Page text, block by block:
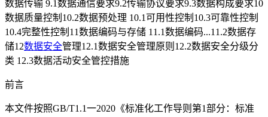
数据传输 9.1数据通信要求9.2传输协议要求9.3数据构成要求10
数据质量控制10.2数据预处理 10.1可用性控制10.3可靠性控制
10.4完整性控制11数据编码与存储 11.1数据编码...11.2数据存
储12数据安全管理12.1数据安全管理原则12.2数据安全分级分
类 12.3数据活动安全管控措施
前言
本文件按照GB/T1.1一2020《标准化工作导则第1部分：标准